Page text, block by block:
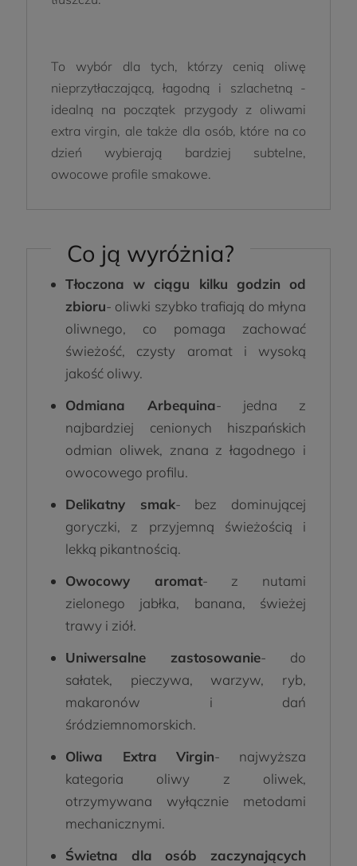
To wybór dla tych, którzy cenią oliwę
nieprzytłaczającą, łagodną i szlachetną -
idealną na początek przygody z oliwami
extra virgin, ale także dla osób, które na co
dzień wybierają bardziej subtelne,
owocowe profile smakowe.
Co ją wyróżnia?
Tłoczona w ciągu kilku godzin od
zbioru- oliwki szybko trafiają do młyna
oliwnego, co pomaga zachować
świeżość, czysty aromat i wysoką
jakość oliwy.
Odmiana Arbequina- jedna z
najbardziej cenionych hiszpańskich
odmian oliwek, znana z łagodnego i
owocowego profilu.
Delikatny smak- bez dominującej
goryczki, z przyjemną świeżością i
lekką pikantnością.
Owocowy aromat- z nutami
zielonego jabłka, banana, świeżej
trawy i ziół.
Uniwersalne zastosowanie- do
sałatek, pieczywa, warzyw, ryb,
makaronów i dań
śródziemnomorskich.
Oliwa Extra Virgin- najwyższa
kategoria oliwy z oliwek,
otrzymywana wyłącznie metodami
mechanicznymi.
Świetna dla osób zaczynających